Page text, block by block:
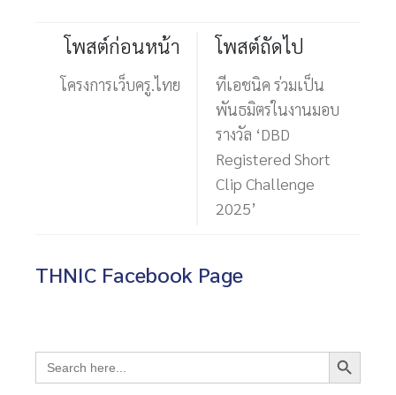
โพสต์ก่อนหน้า
โครงการเว็บครู.ไทย
โพสต์ถัดไป
ทีเอชนิค ร่วมเป็น
พันธมิตรในงานมอบ
รางวัล ‘DBD
Registered Short
Clip Challenge
2025’
THNIC Facebook Page
Search
for:
Search Button